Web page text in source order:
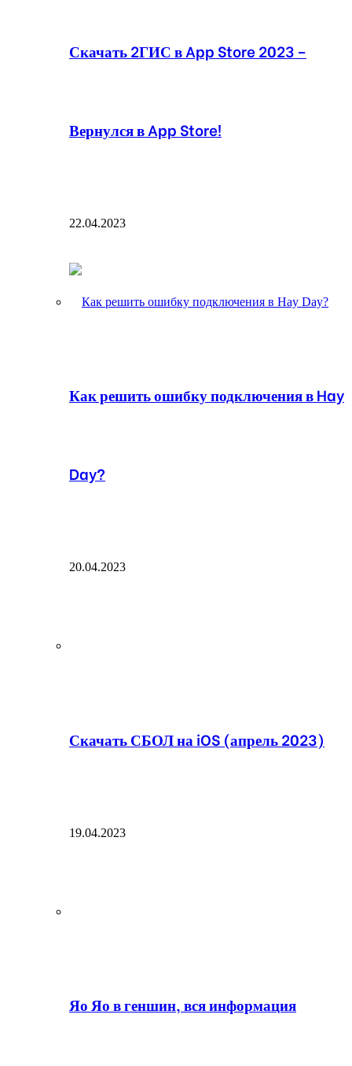
Скачать 2ГИС в App Store 2023 –
Вернулся в App Store!
22.04.2023
Как решить ошибку подключения в Hay
Day?
20.04.2023
Скачать СБОЛ на iOS (апрель 2023)
19.04.2023
Яо Яо в геншин, вся информация